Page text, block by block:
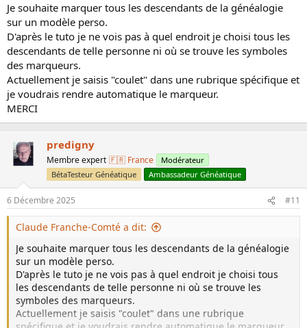
Je souhaite marquer tous les descendants de la généalogie
sur un modèle perso.
D'après le tuto je ne vois pas à quel endroit je choisi tous les
descendants de telle personne ni où se trouve les symboles
des marqueurs.
Actuellement je saisis "coulet" dans une rubrique spécifique et
je voudrais rendre automatique le marqueur.
MERCI
predigny
Membre expert 🇫🇷 France
Modérateur
BétaTesteur Généatique
Ambassadeur Généatique
6 Décembre 2025 #11
Claude Franche-Comté a dit:
Je souhaite marquer tous les descendants de la généalogie
sur un modèle perso.
D'après le tuto je ne vois pas à quel endroit je choisi tous
les descendants de telle personne ni où se trouve les
symboles des marqueurs.
Actuellement je saisis "coulet" dans une rubrique